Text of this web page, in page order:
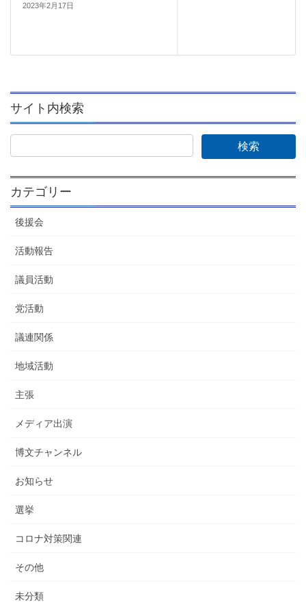
2023年2月17日
サイト内検索
カテゴリー
後援会
活動報告
議員活動
党活動
議連関係
地域活動
主張
メディア出演
博文チャンネル
お知らせ
選挙
コロナ対策関連
その他
未分類